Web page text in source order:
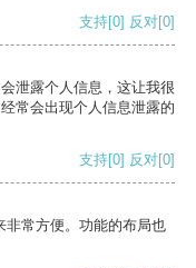
支持[0] 反对[0]
泄露个人信息，这让我很
常会出现个人信息泄露的
支持[0] 反对[0]
非常方便。功能的布局也